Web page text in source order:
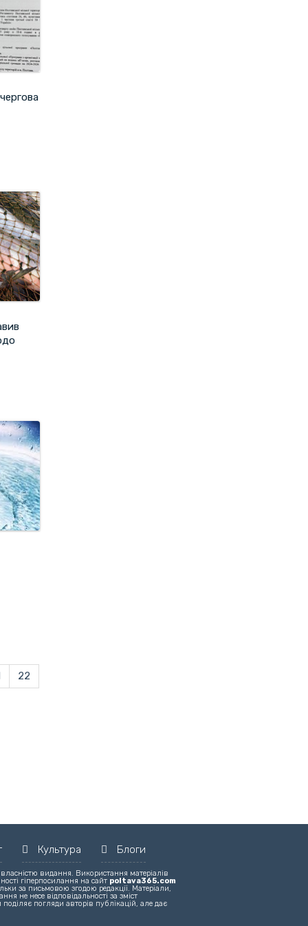
22
Культура Блоги
видання. Використання матеріалів
гіперпосилання на сайт poltava365.com
за письмовою згодою редакції. Матеріали,
не несе відповідальності за зміст
погляди авторів публікацій, але дає